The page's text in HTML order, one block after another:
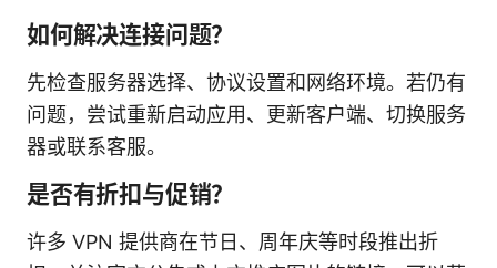
如何解决连接问题？
先检查服务器选择、协议设置和网络环境。若仍有
问题，尝试重新启动应用、更新客户端、切换服务
器或联系客服。
是否有折扣与促销？
许多 VPN 提供商在节日、周年庆等时段推出折